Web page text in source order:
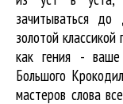
зачитываться до
золотой
как гения -
Большого
мастеров слова